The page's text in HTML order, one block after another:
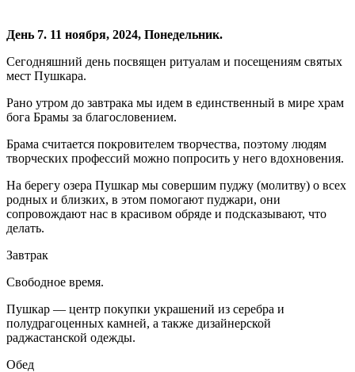
День 7. 11 ноября, 2024, Понедельник.
Сегодняшний день посвящен ритуалам и посещениям святых
мест Пушкара.
Рано утром до завтрака мы идем в единственный в мире храм
бога Брамы за благословением.
Брама считается покровителем творчества, поэтому людям
творческих профессий можно попросить у него вдохновения.
На берегу озера Пушкар мы совершим пуджу (молитву) о всех
родных и близких, в этом помогают пуджари, они
сопровождают нас в красивом обряде и подсказывают, что
делать.
Завтрак
Свободное время.
Пушкар — центр покупки украшений из серебра и
полудрагоценных камней, а также дизайнерской
раджастанской одежды.
Обед